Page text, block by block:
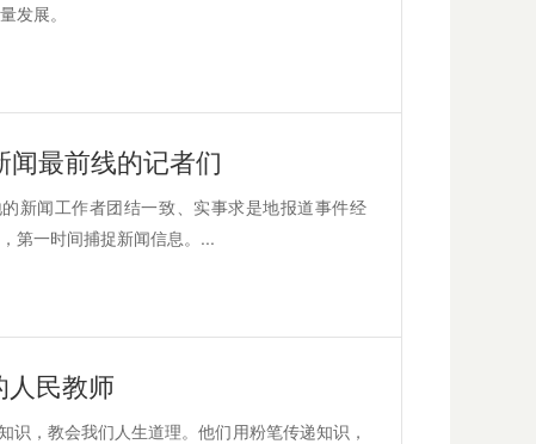
发展。
最前线的记者们
新闻工作者团结一致、实事求是地报道事件经
第一时间捕捉新闻信息。...
人民教师
，教会我们人生道理。他们用粉笔传递知识，